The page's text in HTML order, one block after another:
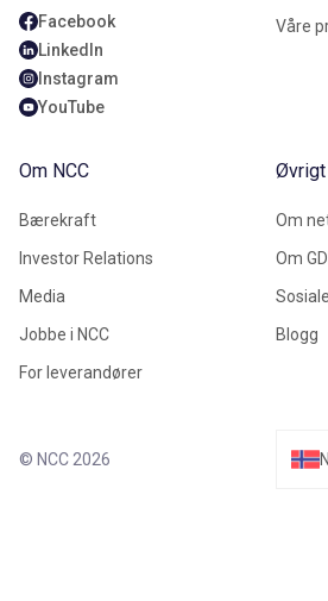
Facebook
LinkedIn
Instagram
YouTube
Våre
Om NCC
Bærekraft
Investor Relations
Media
Jobbe i NCC
For leverandører
Øvrigt
Om
Om
Blogg
© NCC 2026